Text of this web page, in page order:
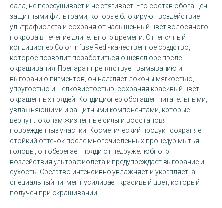
сала, не пересушивает и не стягивает. Его состав обогащен
защитными фильтрами, которые блокируют воздействие
ультрафиолета и сохраняют насыщенный цвет волосяного
покрова в течение длительного времени. Оттеночный
кондиционер Color Infuse Red - качественное средство,
которое позволит позаботиться о шевелюре после
окрашивания. Препарат препятствует вымыванию и
выгоранию пигментов, он наделяет локоны мягкостью,
упругостью и шелковистостью, сохраняя красивый цвет
окрашенных прядей. Кондиционер обогащен питательными,
увлажняющими и защитными компонентами, которые
вернут локонам жизненные силы и восстановят
поврежденные участки. Косметический продукт сохраняет
стойкий оттенок после многочисленных процедур мытья
головы, он оберегает пряди от недружелюбного
воздействия ультрафиолета и предупреждает выгорание и
сухость. Средство интенсивно увлажняет и укрепляет, а
специальный пигмент усиливает красивый цвет, который
получен при окрашивании.